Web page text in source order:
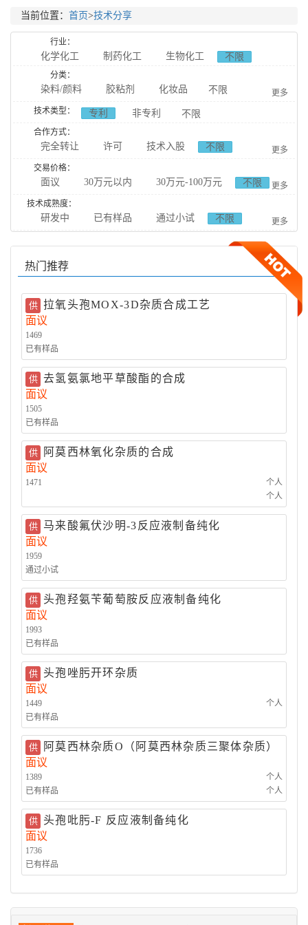
当前位置： 首页>技术分享
行业：
不限
化学化工 制药化工
生物化工
分类：
不限
染料/颜料 胶粘剂
化妆品
农用化工
表面处理
石墨烯 纳米材料
高分子材料
橡胶塑胶
天然提取
无机化工 分析化工
原料药
药物中间体
药物分析
动物用药
生物合成
生物催化技术
生物发酵
食品检测技术
药物载体 聚合物
精细化工
更多
技术类型：
不限
专利 非专利
合作方式：
不限
完全转让 许可
技术入股
合作生产
更多
交易价格：
不限
面议 30万元以内
30万元-100万元
100万元-300万元
1000万元以上
更多
技术成熟度：
不限
研发中 已有样品
通过小试
通过中试
更多
热门推荐
供 拉氧头孢MOX-3D杂质合成工艺
面议
1469
已有样品
供 去氢氨氯地平草酸酯的合成
面议
1505
已有样品
供
阿莫西林氧化杂质的合成
面议
1471
个人
个人
供
马来酸氟伏沙明-3反应液制备纯化
面议
1959
通过小试
供
头孢羟氨苄葡萄胺反应液制备纯化
面议
1993
已有样品
供
头孢唑肟开环杂质
面议
1449
已有样品
个人
供
阿莫西林杂质O（阿莫西林杂质三聚体杂质）
面议
1389
已有样品
个人
个人
供
头孢吡肟-F 反应液制备纯化
面议
1736
已有样品